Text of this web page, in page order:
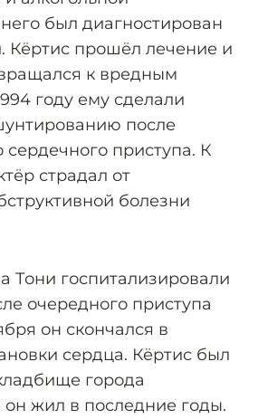
был диагностирован
Кёртис прошёл лечение и
к вредным
году ему сделали
после
сердечного приступа. К
страдал от
болезни
Тони госпитализировали
очередного приступа
он скончался в
сердца. Кёртис был
города
он жил в последние годы.